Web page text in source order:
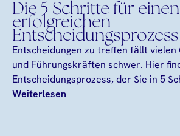
Die 5 Schritte für einen
erfolgreichen
Entscheidungsprozess
Entscheidungen zu treffen fällt
und Führungskräften schwer. Hier
Entscheidungsprozess, der Sie in 5
Weiterlesen